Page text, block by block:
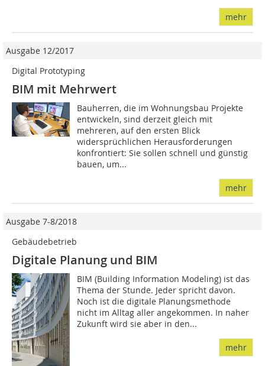
mehr
Ausgabe 12/2017
Digital Prototyping
BIM mit Mehrwert
Bauherren, die im Wohnungsbau Projekte
entwickeln, sind derzeit gleich mit
mehreren, auf den ersten Blick
widersprüchlichen Herausforderungen
konfrontiert: Sie sollen schnell und günstig
bauen, um...
mehr
Ausgabe 7-8/2018
Gebäudebetrieb
Digitale Planung und BIM
BIM (Building Information Modeling) ist das
Thema der Stunde. Jeder spricht davon.
Noch ist die digitale Planungsmethode
nicht im Alltag aller angekommen. In naher
Zukunft wird sie aber in den...
mehr